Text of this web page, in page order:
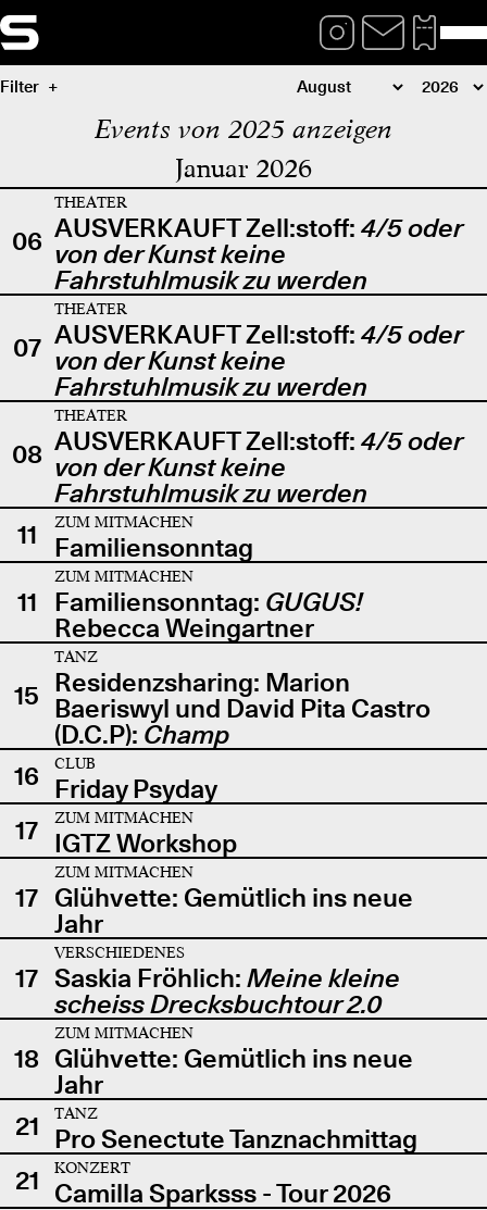
Filter
Events von 2025 anzeigen
Januar 2026
06
THEATER
AUSVERKAUFT Zell:stoff: 4/5 oder
von der Kunst keine
Fahrstuhlmusik zu werden
07
THEATER
AUSVERKAUFT Zell:stoff: 4/5 oder
von der Kunst keine
Fahrstuhlmusik zu werden
08
THEATER
AUSVERKAUFT Zell:stoff: 4/5 oder
von der Kunst keine
Fahrstuhlmusik zu werden
11
ZUM MITMACHEN
Familiensonntag
11
ZUM MITMACHEN
Familiensonntag: GUGUS!
Rebecca Weingartner
15
TANZ
Residenzsharing: Marion
Baeriswyl und David Pita Castro
(D.C.P): Champ
16
CLUB
Friday Psyday
17
ZUM MITMACHEN
IGTZ Workshop
17
ZUM MITMACHEN
Glühvette: Gemütlich ins neue
Jahr
17
VERSCHIEDENES
Saskia Fröhlich: Meine kleine
scheiss Drecksbuchtour 2.0
18
ZUM MITMACHEN
Glühvette: Gemütlich ins neue
Jahr
21
TANZ
Pro Senectute Tanznachmittag
21
KONZERT
Camilla Sparksss - Tour 2026